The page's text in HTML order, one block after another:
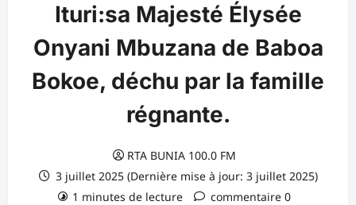
Ituri:sa Majesté Élysée
Onyani Mbuzana de Baboa
Bokoe, déchu par la famille
régnante.
RTA BUNIA 100.0 FM
3 juillet 2025 (Dernière mise à jour: 3 juillet 2025)
1 minutes de lecture
commentaire 0